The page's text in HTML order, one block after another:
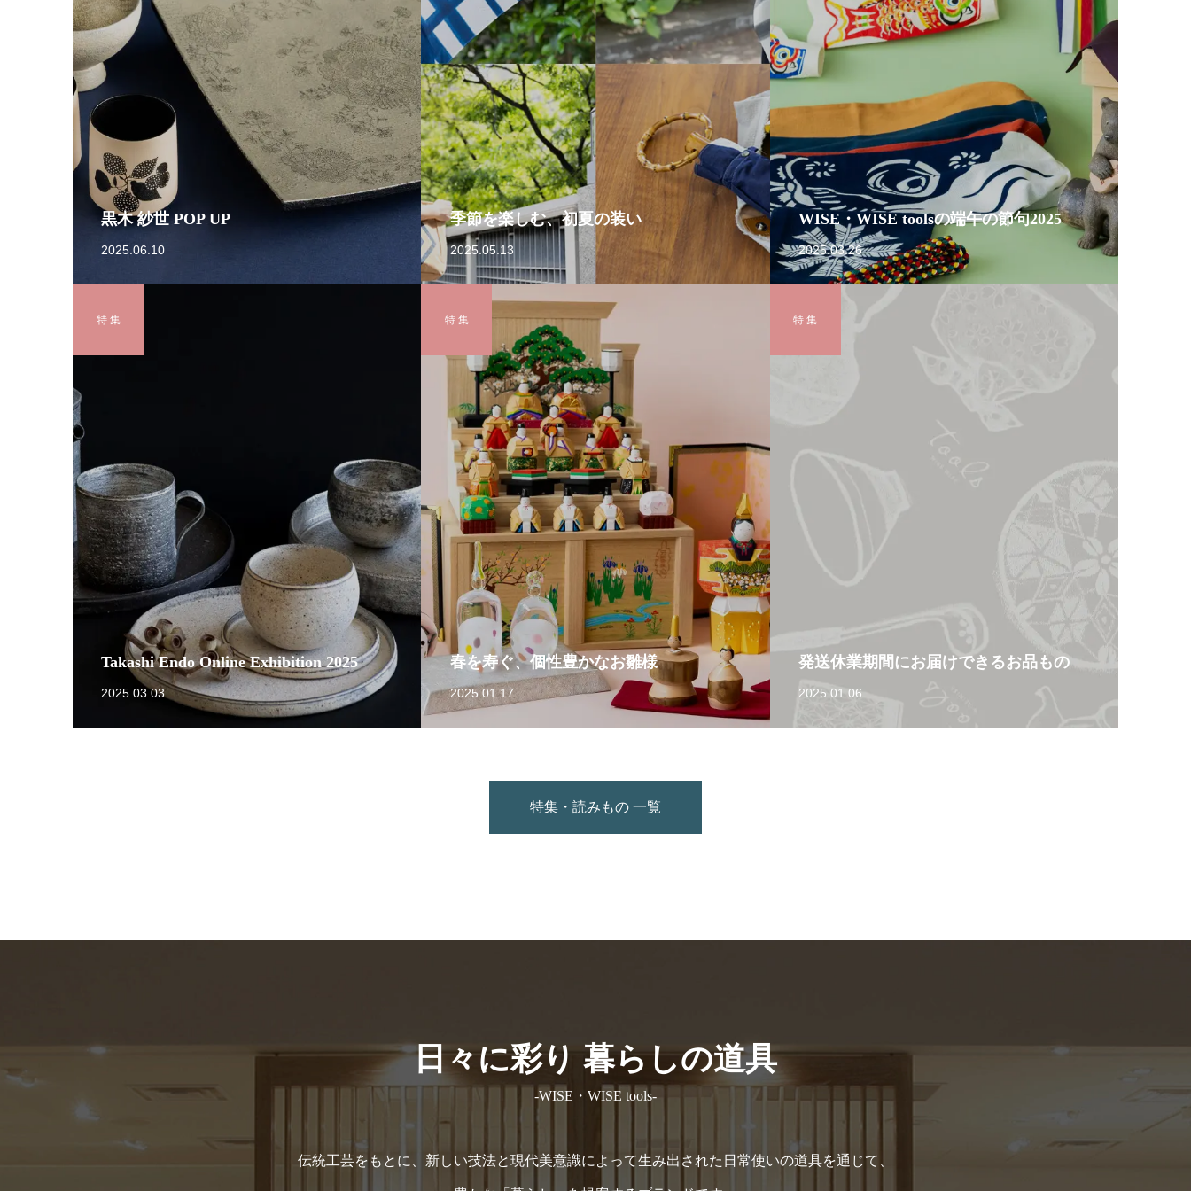
黒木 紗世 POP UP
2025.06.10
季節を楽しむ、初夏の装い
2025.05.13
WISE・WISE toolsの端午の節句2025
2025.03.26
Takashi Endo Online Exhibition 2025
2025.03.03
特 集
春を寿ぐ、個性豊かなお雛様
2025.01.17
特 集
発送休業期間にお届けできるお品もの
2025.01.06
特 集
特集・読みもの 一覧
日々に彩り 暮らしの道具
-WISE・WISE tools-
伝統工芸をもとに、新しい技法と現代美意識によって生み出された日常使いの道具を通じて、